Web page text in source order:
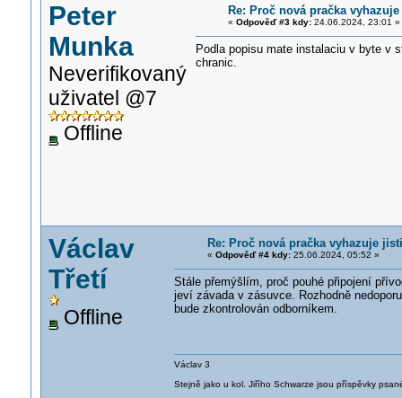
Peter
Munka
Neverifikovaný
uživatel @7
Offline
Re: Proč nová pračka
« Odpověď #3 kdy:24.06.2024, 23:01 »
Podla popisu mate instalaciu v byte v
chranic.
Václav
Třetí
Offline
Re: Proč nová pračka vyhazuje
« Odpověď #4 kdy:25.06.2024, 05:52 »
Stále přemýšlím, proč pouhé připojení
jeví závada v zásuvce. Rozhodně
bude zkontrolován odborníkem.
Václav 3
Stejně jako u kol. Jiřího Schwarze jsou příspěvky